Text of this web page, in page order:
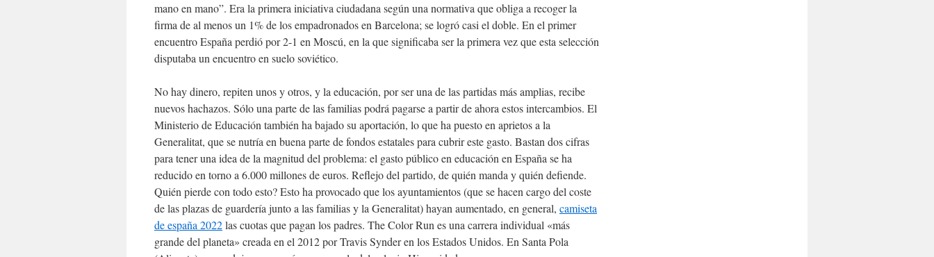
mano en mano”. Era la primera iniciativa ciudadana según una normativa que obliga a recoger la
firma de al menos un 1% de los empadronados en Barcelona; se logró casi el doble. En el primer
encuentro España perdió por 2-1 en Moscú, en la que significaba ser la primera vez que esta selección
disputaba un encuentro en suelo soviético.
No hay dinero, repiten unos y otros, y la educación, por ser una de las partidas más amplias, recibe
nuevos hachazos. Sólo una parte de las familias podrá pagarse a partir de ahora estos intercambios. El
Ministerio de Educación también ha bajado su aportación, lo que ha puesto en aprietos a la
Generalitat, que se nutría en buena parte de fondos estatales para cubrir este gasto. Bastan dos cifras
para tener una idea de la magnitud del problema: el gasto público en educación en España se ha
reducido en torno a 6.000 millones de euros. Reflejo del partido, de quién manda y quién defiende.
Quién pierde con todo esto? Esto ha provocado que los ayuntamientos (que se hacen cargo del coste
de las plazas de guardería junto a las familias y la Generalitat) hayan aumentado, en general, camiseta
de españa 2022las cuotas que pagan los padres. The Color Run es una carrera individual «más
grande del planeta» creada en el 2012 por Travis Synder en los Estados Unidos. En Santa Pola